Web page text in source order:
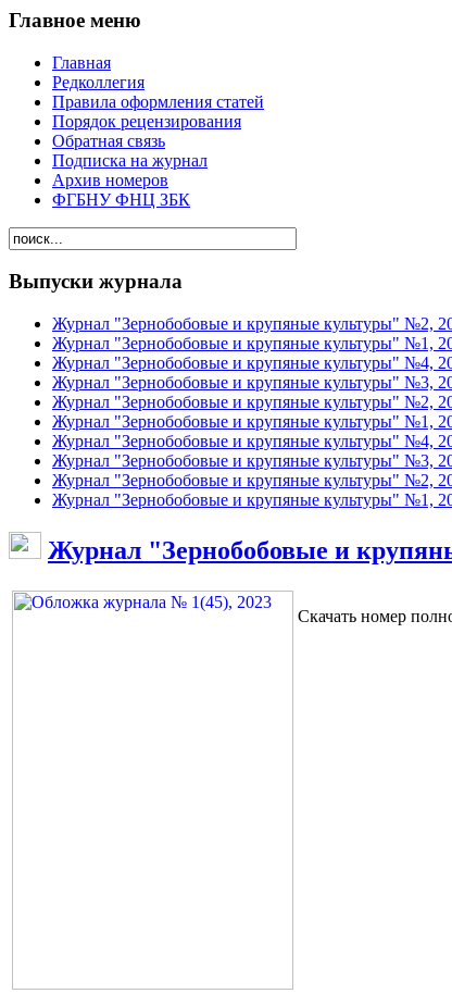
Главное меню
Главная
Редколлегия
Правила оформления статей
Порядок рецензирования
Обратная связь
Подписка на журнал
Архив номеров
ФГБНУ ФНЦ ЗБК
Выпуски журнала
Журнал "Зернобобовые и крупяные культуры" №2,
Журнал "Зернобобовые и крупяные культуры" №1,
Журнал "Зернобобовые и крупяные культуры" №4,
Журнал "Зернобобовые и крупяные культуры" №3,
Журнал "Зернобобовые и крупяные культуры" №2,
Журнал "Зернобобовые и крупяные культуры" №1,
Журнал "Зернобобовые и крупяные культуры" №4,
Журнал "Зернобобовые и крупяные культуры" №3,
Журнал "Зернобобовые и крупяные культуры" №2,
Журнал "Зернобобовые и крупяные культуры" №1,
Журнал "Зернобобовые и
Скачать номер